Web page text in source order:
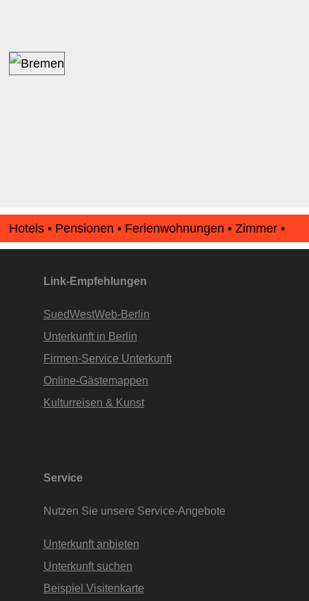
Hotels • Pensionen • Ferienwohnungen • Zimmer •
Apartments • www.Finde-Unterkunft.de
Link-Empfehlungen
SuedWestWeb-Berlin
Unterkunft in Berlin
Firmen-Service Unterkunft
Online-Gästemappen
Kulturreisen & Kunst
Service
Nutzen Sie unsere Service-Angebote
Unterkunft anbieten
Unterkunft suchen
Beispiel Visitenkarte